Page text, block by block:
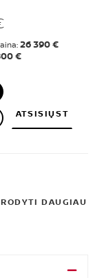
26 390 €
€
ATSISIŲST